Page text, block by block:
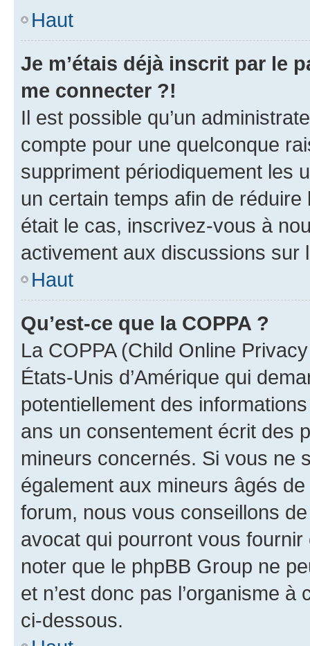
Haut
Je m’étais déjà inscrit par le
me connecter ?!
Il est possible qu’un
compte pour une quelconque
suppriment périodiquement les
un certain temps afin de
était le cas, inscrivez-vous à
activement aux discussions sur
Haut
Qu’est-ce que la COPPA ?
La COPPA (Child Online
États-Unis d’Amérique qui
potentiellement des
ans un consentement écrit des
mineurs concernés. Si vous ne
également aux mineurs âgés
forum, nous vous conseillons
avocat qui pourront vous
noter que le phpBB Group ne
et n’est donc pas l’organisme
ci-dessous.